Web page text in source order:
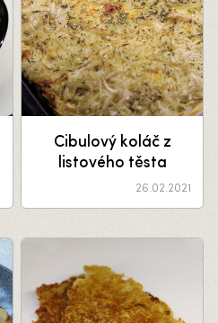
Cibulový koláč z
listového těsta
26.02.2021